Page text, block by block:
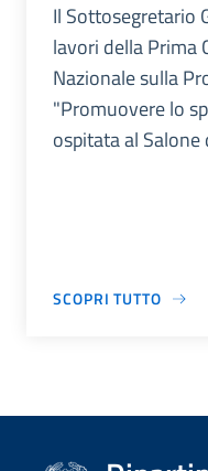
Il Sottosegretario
lavori della Prima
Nazionale sulla
"Promuovere lo
ospitata al Salone
SCOPRI TUTTO